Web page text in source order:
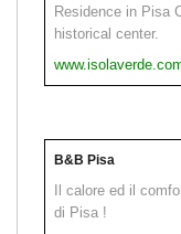
Residence in Pisa
historical center.
B&B Pisa
Il calore ed il
di Pisa !